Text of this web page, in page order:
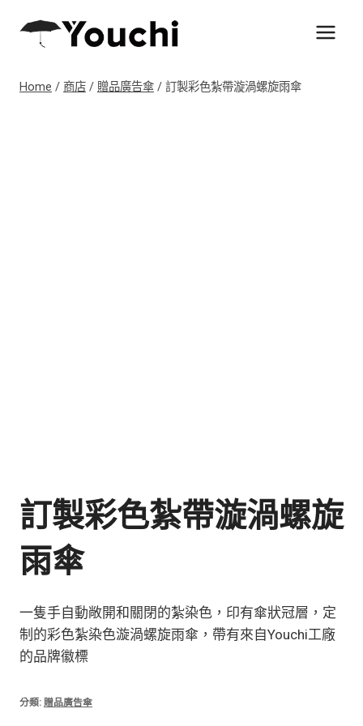
Home / 商店 / 贈品廣告傘 / 訂製彩色紮帶漩渦螺旋雨傘
訂製彩色紮帶漩渦螺旋
雨傘
一隻手自動敞開和關閉的紮染色，印有傘狀冠層，定
制的彩色紮染色漩渦螺旋雨傘，帶有來自Youchi工廠
的品牌徽標
分類: 贈品廣告傘